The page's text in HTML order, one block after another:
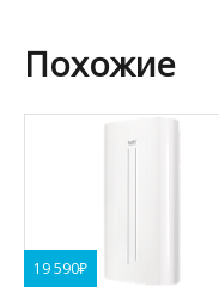
Похожие
19 590₽